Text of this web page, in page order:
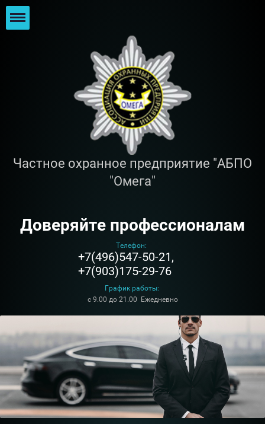
Частное охранное предприятие "АБПО
"Омега"
Доверяйте профессионалам
Телефон:
+7(496)547-50-21,
+7(903)175-29-76
График работы:
с 9.00 до 21.00 Ежедневно